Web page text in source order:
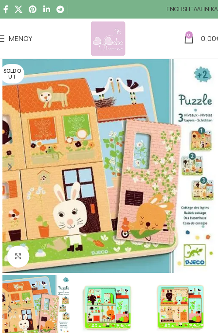
ENGLISHΕΛΛΗΝΙΚΆ
ΜΕΝΟΎ 0 0,00
SOLD O
UT
Κάντε κλικ για μεγέθυνση